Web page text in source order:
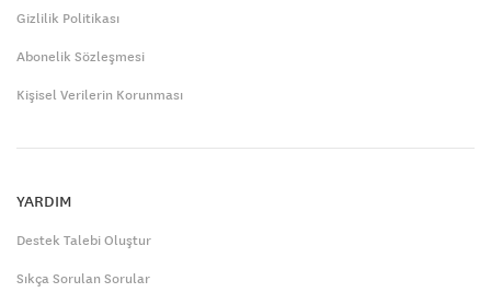
Gizlilik Politikası
Abonelik Sözleşmesi
Kişisel Verilerin Korunması
YARDIM
Destek Talebi Oluştur
Sıkça Sorulan Sorular